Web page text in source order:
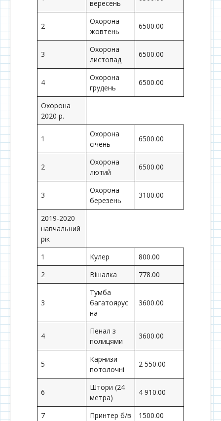
вересень
2
Охорона
жовтень
6500.00
3
Охорона
листопад
6500.00
4
Охорона
грудень
6500.00
Охорона
2020 р.
1
Охорона
січень
6500.00
2
Охорона
лютий
6500.00
3
Охорона
березень
3100.00
2019-2020
навчальний
рік
1
Кулер
800.00
2
Вішалка 778.00
3
Тумба
багатоярус
на
3600.00
4
Пенал з
полицями
3600.00
5
Карнизи
потолочні
2 550.00
6
Штори (24
метра)
4 910.00
7 Принтер б/в
1500.00